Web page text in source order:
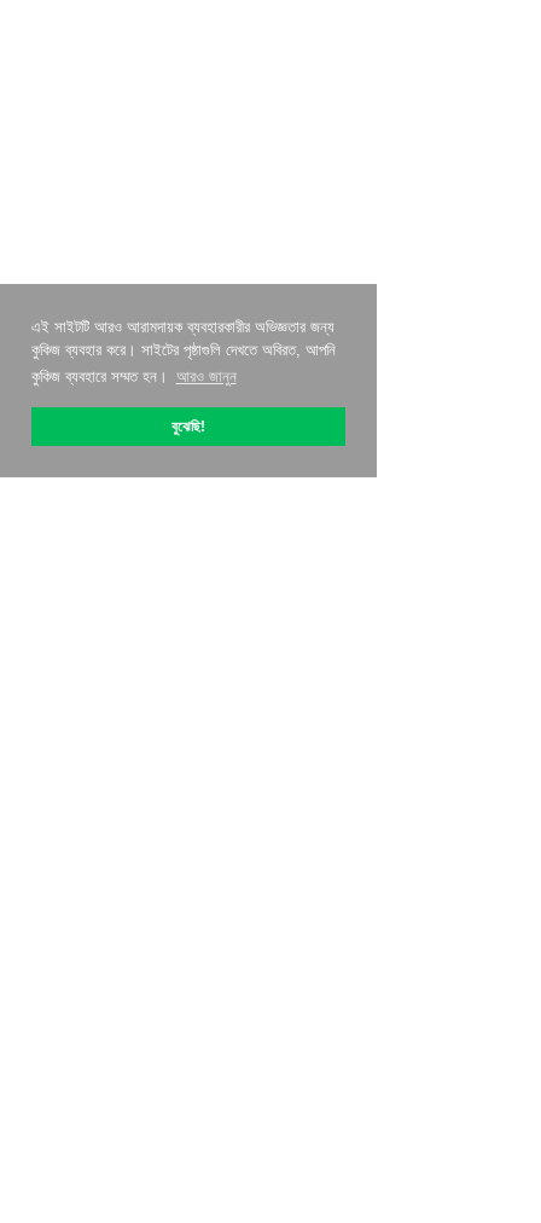
এই সাইটটি আরও আরামদায়ক ব্যবহারকারীর অভিজ্ঞতার জন্য
কুকিজ ব্যবহার করে। সাইটের পৃষ্ঠাগুলি দেখতে অবিরত, আপনি
কুকিজ ব্যবহারে সম্মত হন।
আরও জানুন
বুঝেছি!